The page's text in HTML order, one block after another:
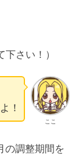
さい！）
ここ
！
の調整期間を